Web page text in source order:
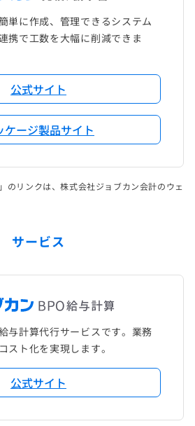
単に作成、管理できるシステム
携で工数を大幅に削減できま
公式サイト
ケージ製品サイト
のリンクは、株式会社ジョブカン会計のウェ
サービス
与計算代行サービスです。業務
スト化を実現します。
公式サイト